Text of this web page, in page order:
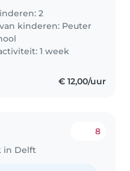
2
kinderen: Peuter
1 week
€ 12,00/uur
in Delft
8